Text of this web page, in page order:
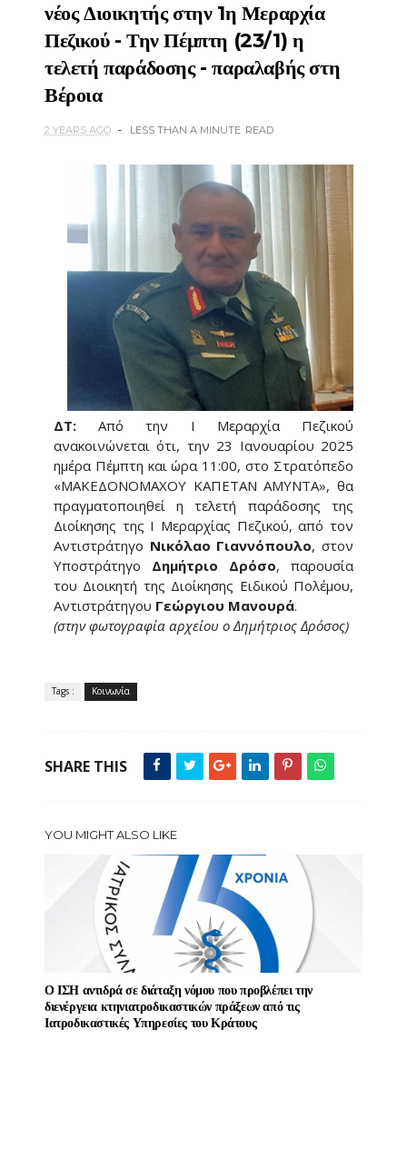
νέος Διοικητής στην 1η Μεραρχία
Πεζικού - Την Πέμπτη (23/1) η
τελετή παράδοσης - παραλαβής στη
Βέροια
2 YEARS AGO LESS THAN A MINUTE READ
ΔΤ:Από την Ι Μεραρχία Πεζικού
ανακοινώνεται ότι, την 23 Ιανουαρίου 2025
ημέρα Πέμπτη και ώρα 11:00, στο Στρατόπεδο
«ΜΑΚΕΔΟΝΟΜΑΧΟΥ ΚΑΠΕΤΑΝ ΑΜΥΝΤΑ», θα
πραγματοποιηθεί η τελετή παράδοσης της
Διοίκησης της Ι Μεραρχίας Πεζικού, από τον
Αντιστράτηγο Νικόλαο Γιαννόπουλο, στον
Υποστράτηγο Δημήτριο Δρόσο, παρουσία
του Διοικητή της Διοίκησης Ειδικού Πολέμου,
Αντιστράτηγου Γεώργιου Μανουρά.
(στην φωτογραφία αρχείου ο Δημήτριος Δρόσος)
Tags : Κοινωνία
SHARE THIS
YOU MIGHT ALSO LIKE
Ο ΙΣΗ αντιδρά σε διάταξη νόμου που προβλέπει την
διενέργεια κτηνιατροδικαστικών πράξεων από τις
Ιατροδικαστικές Υπηρεσίες του Κράτους